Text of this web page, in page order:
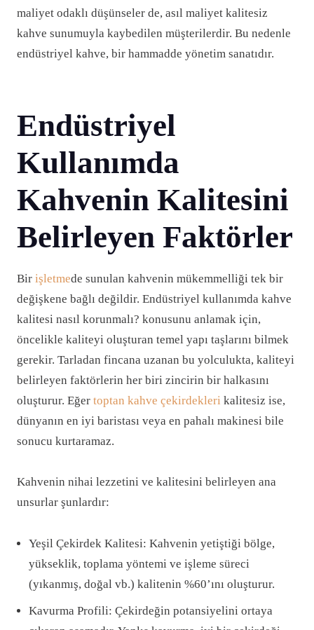
maliyet odaklı düşünseler de, asıl maliyet kalitesiz
kahve sunumuyla kaybedilen müşterilerdir. Bu nedenle
endüstriyel kahve, bir hammadde yönetim sanatıdır.
Endüstriyel
Kullanımda
Kahvenin Kalitesini
Belirleyen Faktörler
Bir işletmede sunulan kahvenin mükemmelliği tek bir
değişkene bağlı değildir. Endüstriyel kullanımda kahve
kalitesi nasıl korunmalı? konusunu anlamak için,
öncelikle kaliteyi oluşturan temel yapı taşlarını bilmek
gerekir. Tarladan fincana uzanan bu yolculukta, kaliteyi
belirleyen faktörlerin her biri zincirin bir halkasını
oluşturur. Eğer toptan kahve çekirdekleri kalitesiz ise,
dünyanın en iyi baristası veya en pahalı makinesi bile
sonucu kurtaramaz.
Kahvenin nihai lezzetini ve kalitesini belirleyen ana
unsurlar şunlardır:
Yeşil Çekirdek Kalitesi: Kahvenin yetiştiği bölge,
yükseklik, toplama yöntemi ve işleme süreci
(yıkanmış, doğal vb.) kalitenin %60’ını oluşturur.
Kavurma Profili: Çekirdeğin potansiyelini ortaya